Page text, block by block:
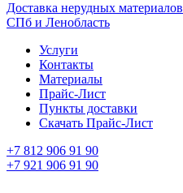
Доставка нерудных материалов
СПб и Ленобласть
Услуги
Контакты
Материалы
Прайс-Лист
Пункты доставки
Скачать Прайс-Лист
+7 812 906 91 90
+7 921 906 91 90